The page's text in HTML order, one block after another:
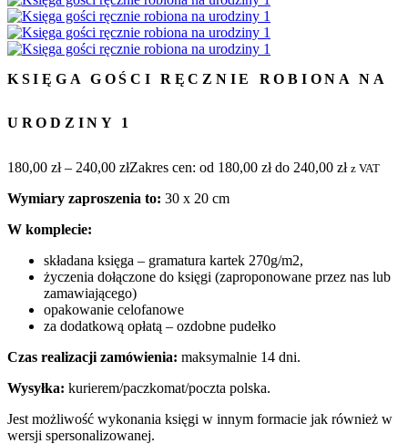
KSIĘGA GOŚCI RĘCZNIE ROBIONA NA
URODZINY 1
180,00 zł – 240,00 złZakres cen: od 180,00 zł do 240,00 zł z VAT
Wymiary zaproszenia to: 30 x 20 cm
W komplecie:
składana księga – gramatura kartek 270g/m2,
życzenia dołączone do księgi (zaproponowane przez nas lub
zamawiającego)
opakowanie celofanowe
za dodatkową opłatą – ozdobne pudełko
Czas realizacji zamówienia: maksymalnie 14 dni.
Wysyłka: kurierem/paczkomat/poczta polska.
Jest możliwość wykonania księgi w innym formacie jak również w
wersji spersonalizowanej.